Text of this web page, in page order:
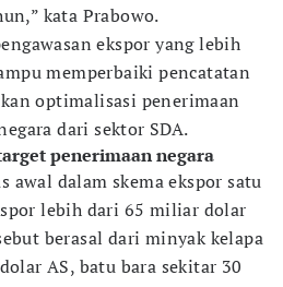
kata Prabowo.
ekspor yang lebih
memperbaiki pencatatan
optimalisasi penerimaan
dari sektor SDA.
penerimaan negara
awal dalam skema ekspor satu
lebih dari 65 miliar dolar
berasal dari minyak kelapa
AS, batu bara sekitar 30